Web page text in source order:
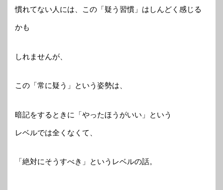
慣れてない人には、この「疑う習慣」はしんどく感じる
かも
しれませんが、
この「常に疑う」という姿勢は、
暗記をするときに「やったほうがいい」という
レベルでは全くなくて、
「絶対にそうすべき」というレベルの話。